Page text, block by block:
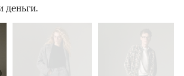
деньги.